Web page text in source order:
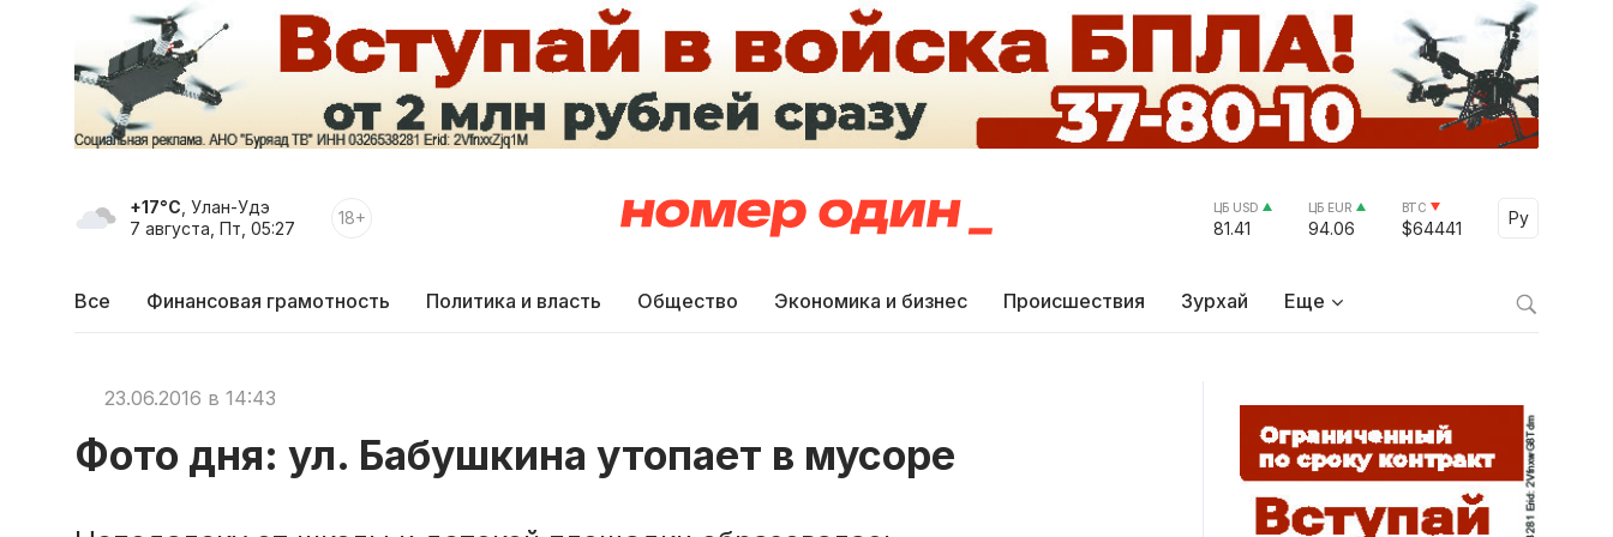
+17°C , Улан-Удэ
7 августа, Пт, 05:27
18+ ЦБ USD
81.41
ЦБ EUR
94.06
BTC
$64441
Ру
Select
Все Финансовая грамотность Политика и власть Общество Экономика и бизнес Происшествия Зурхай Еще
23.06.2016 в 14:43
Фото дня: ул. Бабушкина утопает в мусоре